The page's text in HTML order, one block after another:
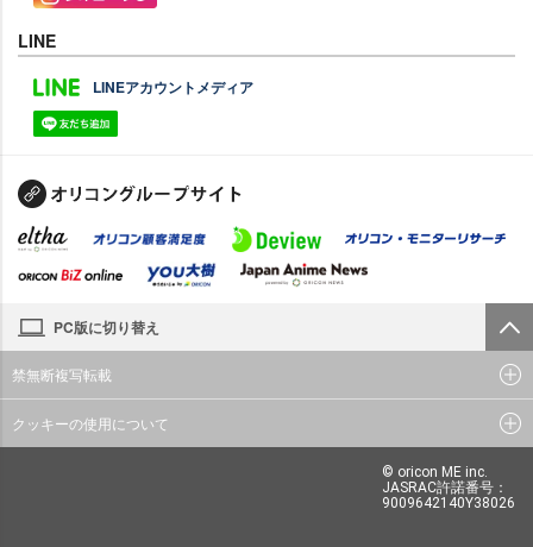
LINE
LINEアカウントメディア
PC版に切り替え
禁無断複写転載
クッキーの使用について
© oricon ME inc.
JASRAC許諾番号：
9009642140Y38026